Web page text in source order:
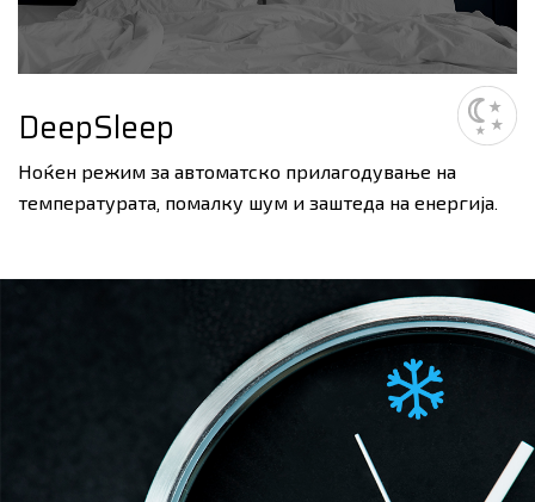
DeepSleep
Ноќен режим за автоматско прилагодување на
температурата, помалку шум и заштеда на енергија.